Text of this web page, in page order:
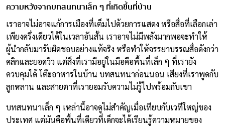
ความหวังจากบทสนทนาเล็ก ๆ ที่เกิดขึ้นที่บ้าน
เราอาจไม่อาจแก้การเมืองที่เต็มไปด้วยการแสดง หรือสื่อที่เลือกเล่า
เพียงครึ่งเดียวได้ในเวลาอันสั้น เราอาจไม่มีพลังมากพอจะทำให้
ผู้นำกลับมารับผิดชอบอย่างแท้จริง หรือทำให้จรรยาบรรณสื่อดังกว่า
คลิกและยอดวิว แต่สิ่งที่เรามีอยู่ในมือคือพื้นที่เล็ก ๆ ที่เรายัง
ควบคุมได้ โต๊ะอาหารในบ้าน บทสนทนาก่อนนอน เสียงที่เราพูดกับ
ลูกหลาน และสายตาที่เรายอมรับความไม่รู้ไปพร้อมกับเขา
บทสนทนาเล็ก ๆ เหล่านี้อาจดูไม่สำคัญเมื่อเทียบกับเวทีใหญ่ของ
ประเทศ แต่มันคือพื้นที่เดียวที่เด็กจะได้เรียนรู้ความหมายของ